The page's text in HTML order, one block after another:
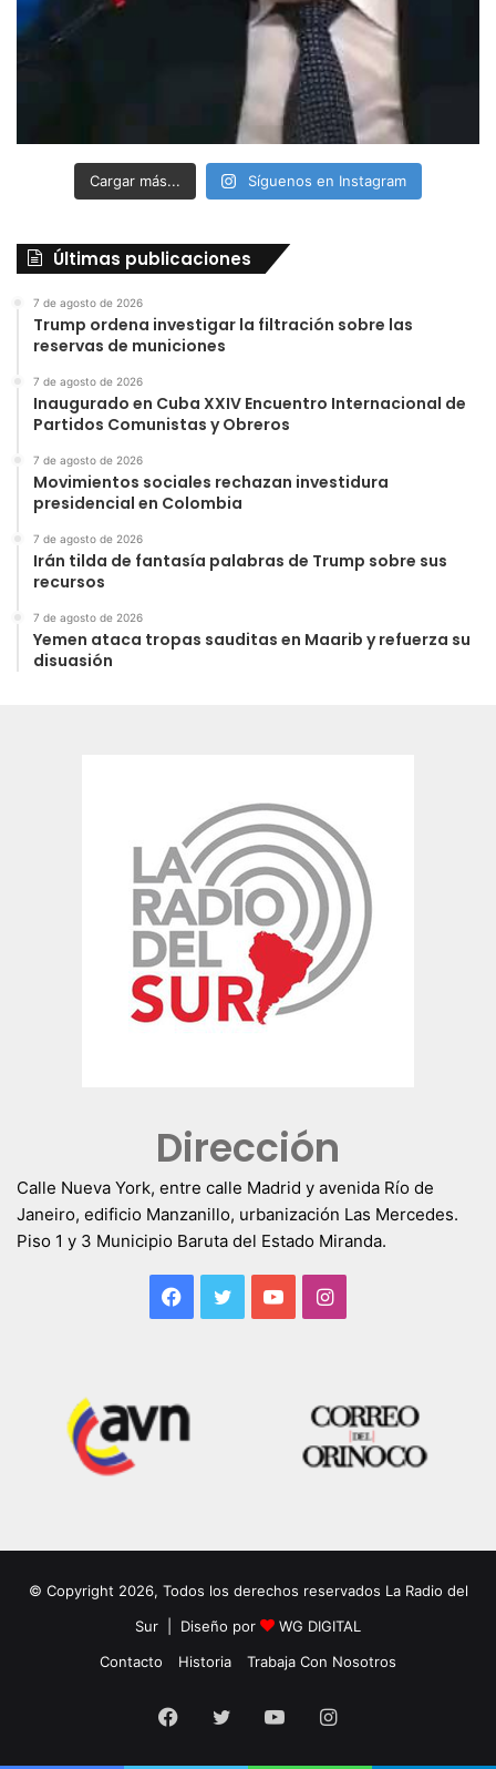
Cargar más... Síguenos en Instagram
Últimas publicaciones
7 de agosto de 2026
Trump ordena investigar la filtración sobre las
reservas de municiones
7 de agosto de 2026
Inaugurado en Cuba XXIV Encuentro Internacional de
Partidos Comunistas y Obreros
7 de agosto de 2026
Movimientos sociales rechazan investidura
presidencial en Colombia
7 de agosto de 2026
Irán tilda de fantasía palabras de Trump sobre sus
recursos
7 de agosto de 2026
Yemen ataca tropas sauditas en Maarib y refuerza su
disuasión
Dirección
Calle Nueva York, entre calle Madrid y avenida Río de
Janeiro, edificio Manzanillo, urbanización Las Mercedes.
Piso 1 y 3 Municipio Baruta del Estado Miranda.
Facebook
TwitterYouTubeInstagram
© Copyright 2026, Todos los derechos reservados La Radio del
Sur | Diseño por
WG DIGITAL
Contacto
Historia Trabaja Con Nosotros
Facebook
TwitterYouTubeInstagram